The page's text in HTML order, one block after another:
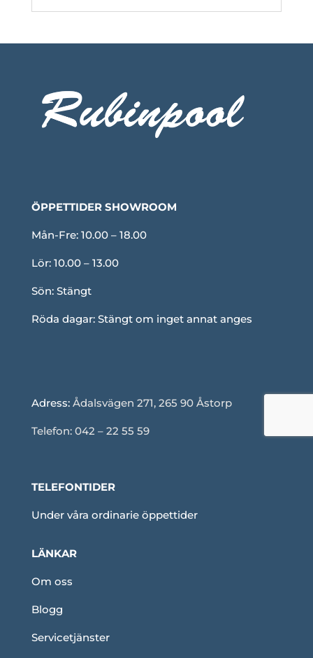
ÖPPETTIDER SHOWROOM
Mån-Fre: 10.00 – 18.00
Lör: 10.00 – 13.00
Sön: Stängt
Röda dagar: Stängt om inget annat anges
Adress: Ådalsvägen 271, 265 90 Åstorp
Telefon: 042 – 22 55 59
TELEFONTIDER
Under våra ordinarie öppettider
LÄNKAR
Om oss
Blogg
Servicetjänster